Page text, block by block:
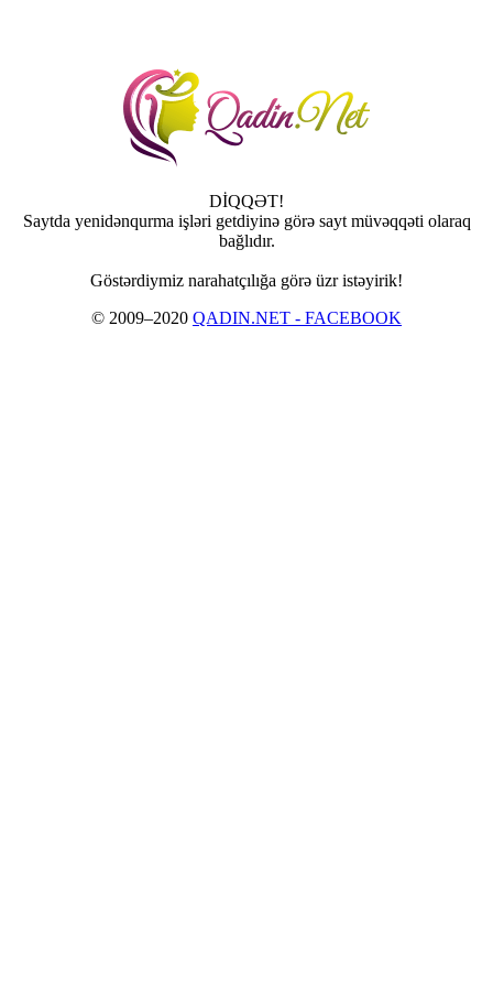
DİQQƏT!
Saytda yenidənqurma işləri getdiyinə görə sayt müvəqqəti olaraq
bağlıdır.
Göstərdiymiz narahatçılığa görə üzr istəyirik!
© 2009–2020 QADIN.NET - FACEBOOK